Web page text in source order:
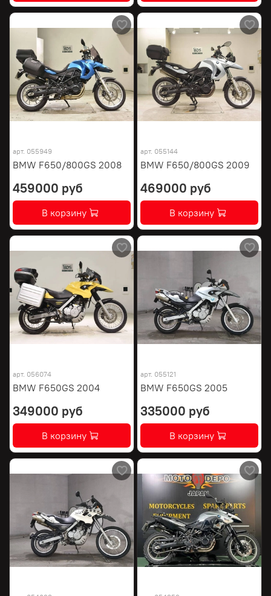
арт. 055949
BMW F650/800GS 2008
459000 руб
В корзину
арт. 055144
BMW F650/800GS 2009
469000 руб
В корзину
арт. 056074
BMW F650GS 2004
349000 руб
В корзину
арт. 055121
BMW F650GS 2005
335000 руб
В корзину